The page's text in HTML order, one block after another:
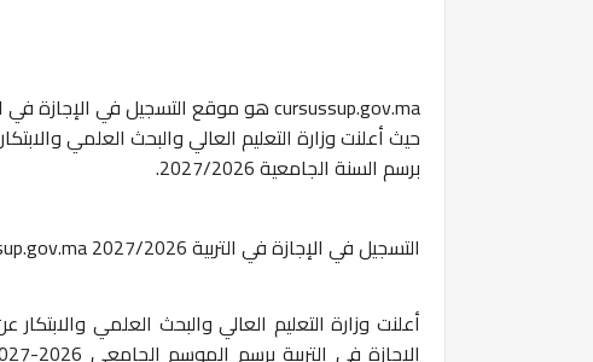
cursussup.gov.maهو موقع التسجيل في الإجازة في
حيث أعلنت وزارة التعليم العالي والبحث العلمي
برسم السنة الجامعية 2027/2026.
التسجيل في الإجازة في التربية 2027/2026 cursussup.gov.ma
أعلنت وزارة التعليم العالي والبحث العلمي